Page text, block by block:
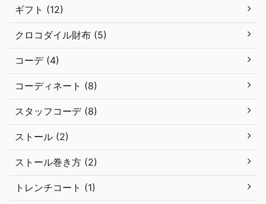
ギフト (12)
クロコダイル財布 (5)
コーデ (4)
コーディネート (8)
スタッフコーデ (8)
ストール (2)
ストール巻き方 (2)
トレンチコート (1)